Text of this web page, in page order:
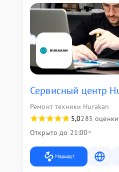
Сервисный центр
Ремонт техники Hurakan
5,0285 оценки
Открыто до 21:00
Маршрут